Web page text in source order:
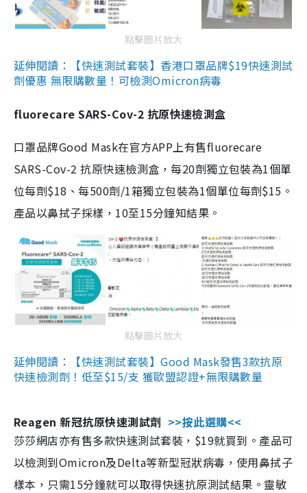
點擊圖片放大
延伸閱讀：【快速測試套裝】香港口罩品牌$19快速測試
劑優惠 無限購數量！可檢測Omicron病毒
fluorecare SARS-Cov-2 抗原快速檢測盒
口罩品牌Good Mask在官方APP上有售fluorecare
SARS-Cov-2 抗原快速檢測盒，每20劑獨立包裝為1個單
位每劑$18、每500劑/1箱獨立包裝為1個單位每劑$15。
產品以鼻拭子採樣，10至15分鐘知結果。
點擊圖片放大
延伸閱讀：【快速測試套裝】Good Mask發售3款抗原
快速檢測劑！低至$15/支 獲歐盟認證+無限購數量
Reagen 新冠抗原快速測試劑 >>按此選購<<
莎莎網店亦有售多款快速測試套裝，$19就買到。產品可
以檢測到Omicron及Delta等新型冠狀病毒，使用鼻拭子
樣本，只需15分鐘就可以取得快速抗原測試結果。靈敏